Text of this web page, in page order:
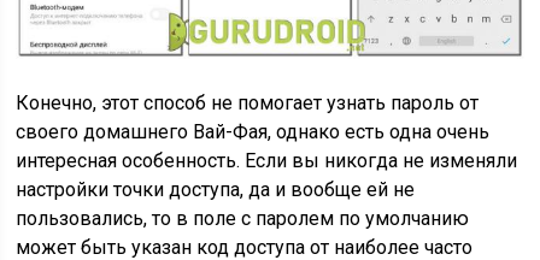
Конечно, этот способ не помогает узнать пароль от
своего домашнего Вай-Фая, однако есть одна очень
интересная особенность. Если вы никогда не изменяли
настройки точки доступа, да и вообще ей не
пользовались, то в поле с паролем по умолчанию
может быть указан код доступа от наиболее часто